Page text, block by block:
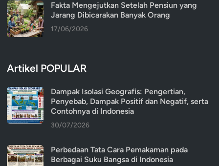
Fakta Mengejutkan Setelah Pensiun yang
Jarang Dibicarakan Banyak Orang
17/06/2026
Artikel POPULAR
Dampak Isolasi Geografis: Pengertian,
Penyebab, Dampak Positif dan Negatif, serta
Contohnya di Indonesia
30/07/2026
Perbedaan Tata Cara Pemakaman pada
Berbagai Suku Bangsa di Indonesia